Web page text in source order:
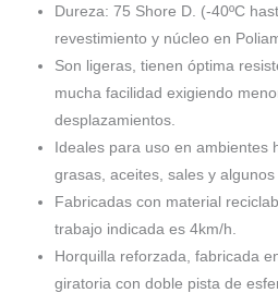
Dureza: 75 Shore D. (-40ºC
revestimiento y núcleo en
Son ligeras, tienen óptima
mucha facilidad exigiendo
desplazamientos.
Ideales para uso en ambientes
grasas, aceites, sales y algunos
Fabricadas con material
trabajo indicada es 4km/h.
Horquilla reforzada, fabricada
giratoria con doble pista de